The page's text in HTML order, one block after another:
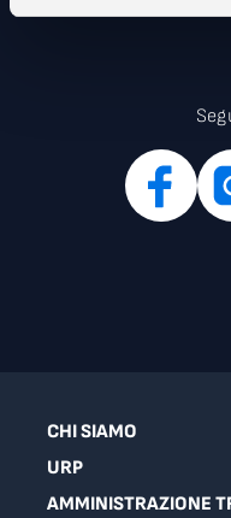
CHI SIAMO
URP
AMMINISTRAZIONE